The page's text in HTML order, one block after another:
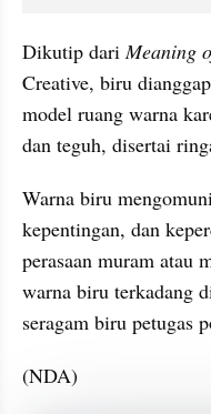
Dikutip dari Meaning
Creative, biru
model ruang warna
dan teguh, disertai
Warna biru
kepentingan, dan
perasaan muram atau
warna biru terkadang
seragam biru petugas
(NDA)